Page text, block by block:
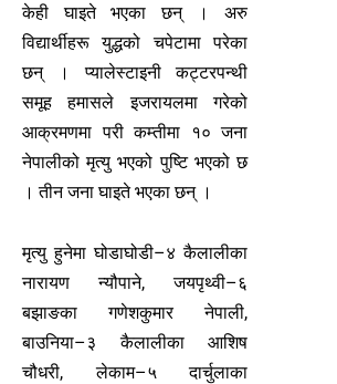
केही घाइते भएका छन् । अरु
विद्यार्थीहरू युद्धको चपेटामा परेका
छन् । प्यालेस्टाइनी कट्टरपन्थी
समूह हमासले इजरायलमा गरेको
आक्रमणमा परी कम्तीमा १० जना
नेपालीको मृत्यु भएको पुष्टि भएको छ
। तीन जना घाइते भएका छन् ।
मृत्यु हुनेमा घोडाघोडी–४ कैलालीका
नारायण न्यौपाने, जयपृथ्वी–६
बझाङका गणेशकुमार नेपाली,
बाउनिया–३ कैलालीका आशिष
चौधरी, लेकाम–५ दार्चुलाका